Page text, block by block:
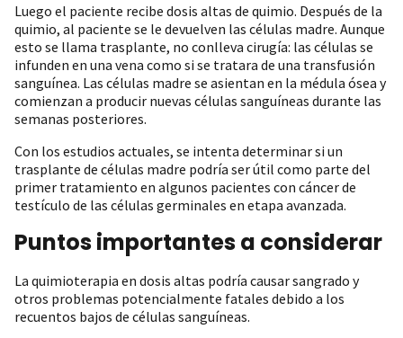
Luego el paciente recibe dosis altas de quimio. Después de la
quimio, al paciente se le devuelven las células madre. Aunque
esto se llama trasplante, no conlleva cirugía: las células se
infunden en una vena como si se tratara de una transfusión
sanguínea. Las células madre se asientan en la médula ósea y
comienzan a producir nuevas células sanguíneas durante las
semanas posteriores.
Con los estudios actuales, se intenta determinar si un
trasplante de células madre podría ser útil como parte del
primer tratamiento en algunos pacientes con cáncer de
testículo de las células germinales en etapa avanzada.
Puntos importantes a considerar
La quimioterapia en dosis altas podría causar sangrado y
otros problemas potencialmente fatales debido a los
recuentos bajos de células sanguíneas.